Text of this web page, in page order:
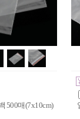
500매(7x10cm)